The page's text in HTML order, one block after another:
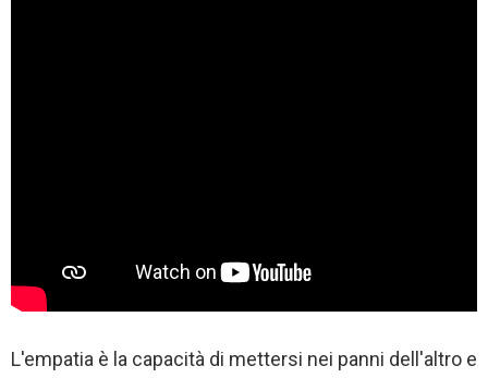
L'empatia è la capacità di mettersi nei panni dell'altro e